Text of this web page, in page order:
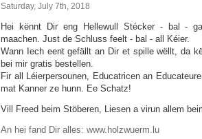
Saturday, July 7th, 2018
Hei kënnt Dir eng Hellewull Stécker - bal -
maachen. Just de Schluss feelt - bal - all Kéier.
Wann Iech eent gefällt an Dir et spille wëllt, da
bei mir gratis bestellen.
Fir all Léierpersounen, Educatricen an
mat Kanner ze hunn. Ee Schatz!
Vill Freed beim Stöberen, Liesen a virun allem
An hei fand Dir alles: www.holzwuerm.lu